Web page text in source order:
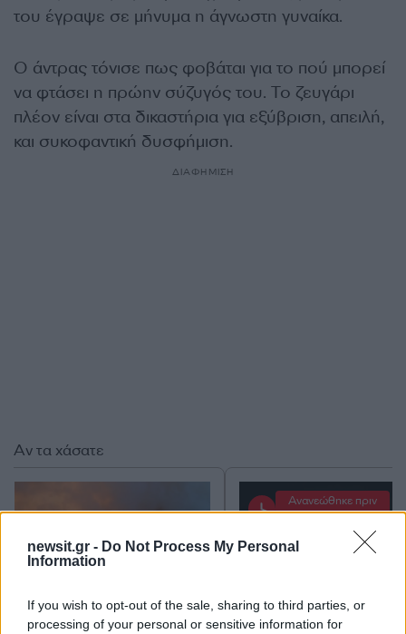
newsit.gr - Do Not Process My Personal
Information
If you wish to opt-out of the sale, sharing to third parties, or
processing of your personal or sensitive information for
του έγραψε σε μήνυμα η άγνωστη γυναίκα.
Ο άντρας τόνισε πως φοβάται για το πού μπορεί
να φτάσει η πρώην σύζυγός του. Το ζευγάρι
πλέον είναι στα δικαστήρια για εξύβριση, απειλή,
και συκοφαντική δυσφήμιση.
ΔΙΑΦΗΜΙΣΗ
Αν τα χάσατε
Ανανεώθηκε πριν
2 ώρες